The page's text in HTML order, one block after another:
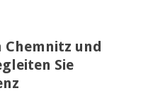
Chemnitz und
Sie